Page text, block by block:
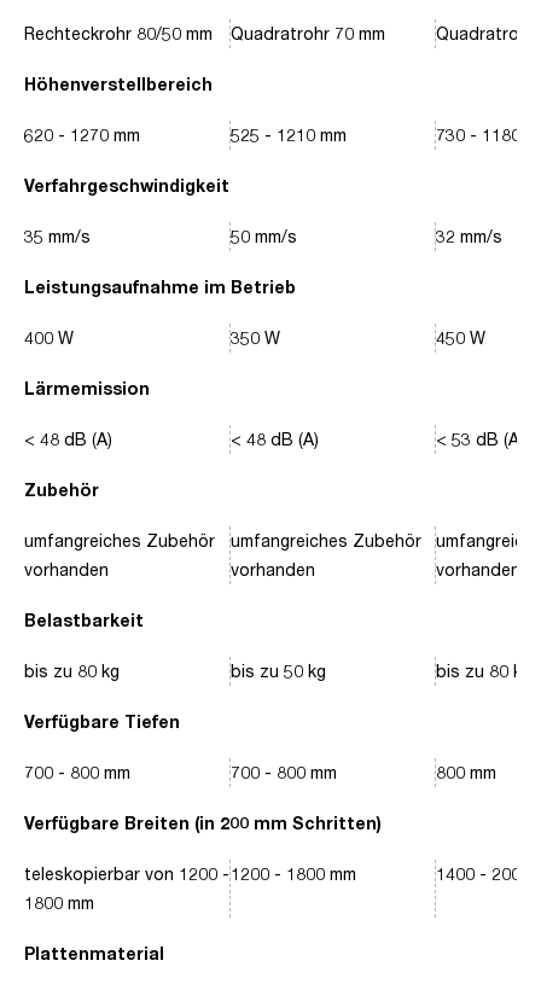
Höhenverstellbereich
Verfahrgeschwindigkeit
Leistungsaufnahme im Betrieb
Lärmemission
Zubehör
Belastbarkeit
Verfügbare Tiefen
Verfügbare Breiten (in 200 mm Schritten)
Plattenmaterial
Rechteckrohr 80/50 mm
620 - 1270 mm
35 mm/s
400 W
< 48 dB (A)
umfangreiches Zubehör
vorhanden
bis zu 80 kg
700 - 800 mm
teleskopierbar von 1200 -
1800 mm
Quadratrohr 70 mm
525 - 1210 mm
50 mm/s
350 W
< 48 dB (A)
umfangreiches Zubehör
vorhanden
bis zu 50 kg
700 - 800 mm
1200 - 1800 mm
Quadratrohr
730 - 1180
32 mm/s
450 W
< 53 dB (A)
vorhanden
bis zu 80 kg
800 mm
1400 - 2000